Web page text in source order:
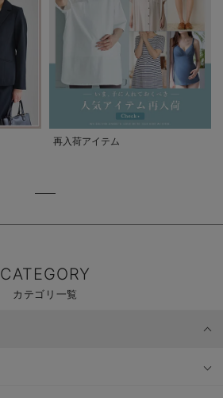
再入荷アイテム
CATEGORY
カテゴリ一覧